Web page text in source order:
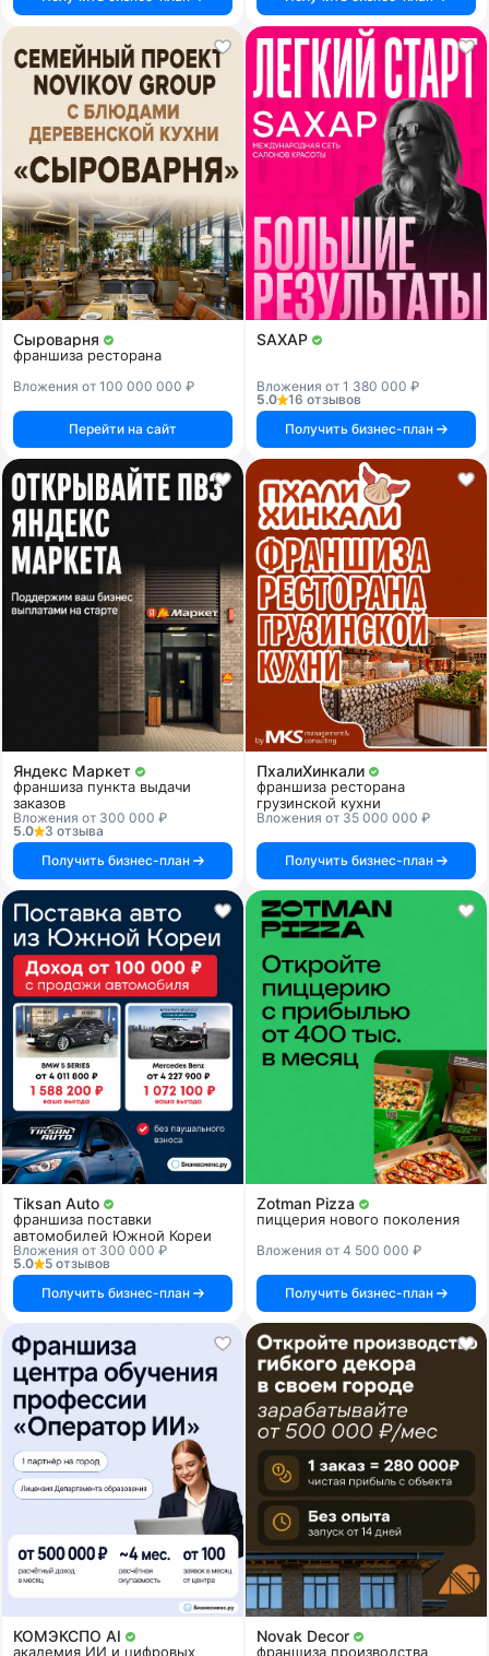
Сыроварня
франшиза ресторана
Вложения от 100 000 000 ₽
Перейти на сайт
SAXAP
Вложения от 1 380 000 ₽
5.0
16 отзывов
Получить бизнес-план
Яндекс Маркет
франшиза пункта выдачи
заказов
Вложения от 300 000 ₽
5.0
3 отзыва
Получить бизнес-план
ПхалиХинкали
франшиза ресторана
грузинской кухни
Вложения от 35 000 000 ₽
Получить бизнес-план
Tiksan Auto
франшиза поставки
автомобилей Южной Кореи
Вложения от 300 000 ₽
5.0
5 отзывов
Получить бизнес-план
Zotman Pizza
пиццерия нового поколения
Вложения от 4 500 000 ₽
Получить бизнес-план
КОМЭКСПО AI
академия ИИ и цифровых
Novak Decor
франшиза производства